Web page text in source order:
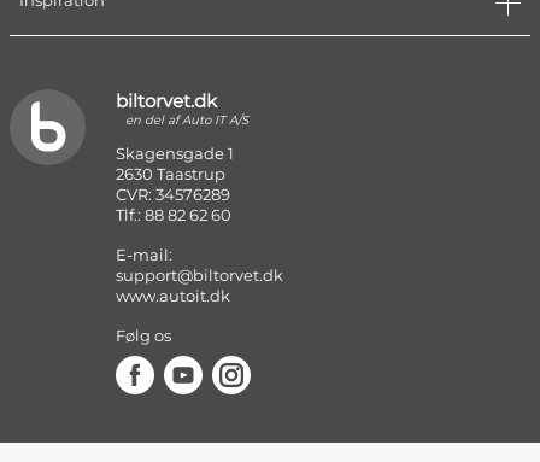
biltorvet.dk
en del af Auto IT A/S
Skagensgade 1
2630 Taastrup
CVR: 34576289
Tlf.: 88 82 62 60
E-mail:
support@biltorvet.dk
www.autoit.dk
Følg os